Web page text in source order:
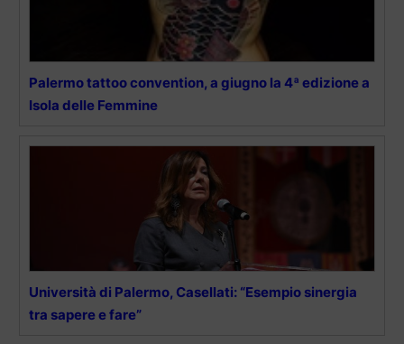
Palermo tattoo convention, a giugno la 4ª edizione a
Isola delle Femmine
Università di Palermo, Casellati: “Esempio sinergia
tra sapere e fare”